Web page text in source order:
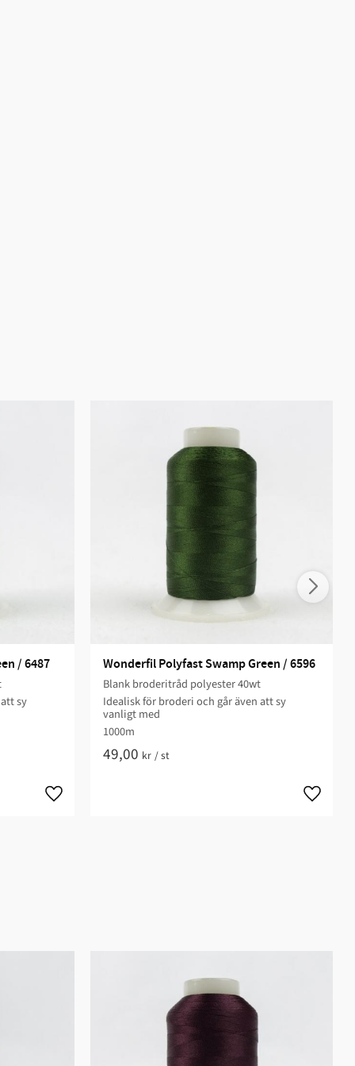
/ 6487
sy
Wonderfil Polyfast Swamp Green / 6596
Blank broderitråd polyester 40wt
Idealisk för broderi och går även att sy
vanligt med
1000m
49,00 kr /st